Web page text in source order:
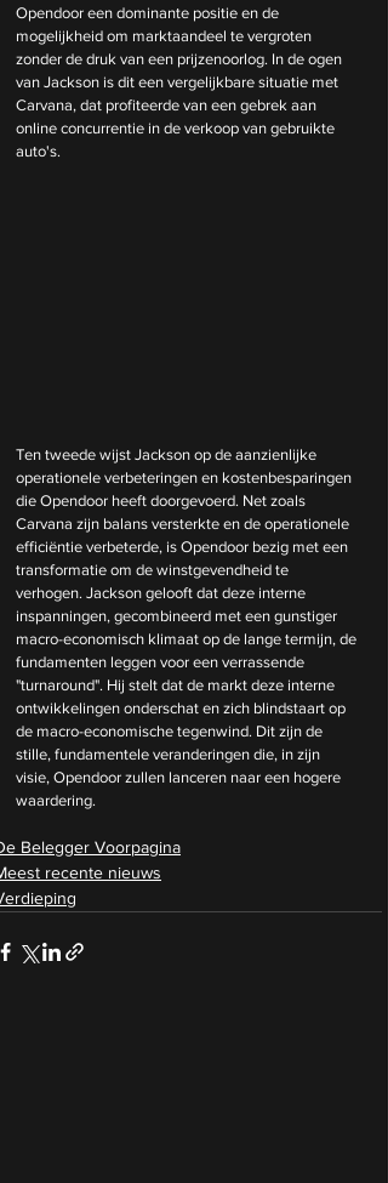
Opendoor een dominante positie en de
mogelijkheid om marktaandeel te vergroten
zonder de druk van een prijzenoorlog. In de ogen
van Jackson is dit een vergelijkbare situatie met
Carvana, dat profiteerde van een gebrek aan
online concurrentie in de verkoop van gebruikte
auto's.
Ten tweede wijst Jackson op de aanzienlijke
operationele verbeteringen en kostenbesparingen
die Opendoor heeft doorgevoerd. Net zoals
Carvana zijn balans versterkte en de operationele
efficiëntie verbeterde, is Opendoor bezig met een
transformatie om de winstgevendheid te
verhogen. Jackson gelooft dat deze interne
inspanningen, gecombineerd met een gunstiger
macro-economisch klimaat op de lange termijn, de
fundamenten leggen voor een verrassende
"turnaround". Hij stelt dat de markt deze interne
ontwikkelingen onderschat en zich blindstaart op
de macro-economische tegenwind. Dit zijn de
stille, fundamentele veranderingen die, in zijn
visie, Opendoor zullen lanceren naar een hogere
waardering.
Belegger Voorpagina
recente nieuws